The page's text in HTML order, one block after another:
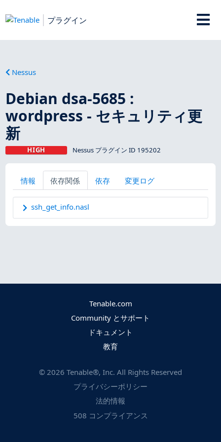
プラグイン
Nessus
Debian dsa-5685 :
wordpress - セキュリティ更
新
HIGH Nessus プラグイン ID 195202
情報 依存関係 依存 変更ログ
ssh_get_info.nasl
Tenable.com
Community とサポート
ドキュメント
教育
© 2026 Tenable®, Inc. All Rights Reserved
プライバシーポリシー
法的情報
508 コンプライアンス